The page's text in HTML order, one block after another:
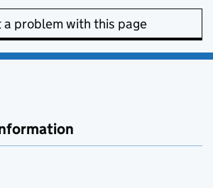
a problem with this page